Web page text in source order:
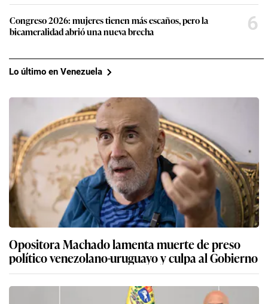
Congreso 2026: mujeres tienen más escaños, pero la
bicameralidad abrió una nueva brecha
6
Lo último en Venezuela
Opositora Machado lamenta muerte de preso
político venezolano-uruguayo y culpa al Gobierno